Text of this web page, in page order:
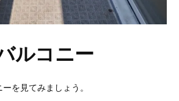
ルコニー
を見てみましょう。